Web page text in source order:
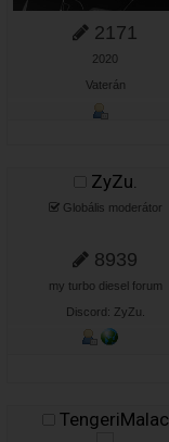
2171
2020
Vaterán
ZyZu.
Globális moderátor
8939
my turbo diesel forum
Discord: ZyZu.
TengeriMalac